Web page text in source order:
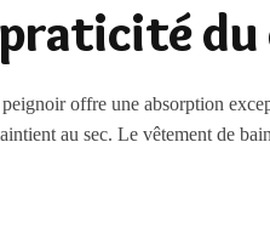
du
offre une absorption
au sec. Le vêtement de